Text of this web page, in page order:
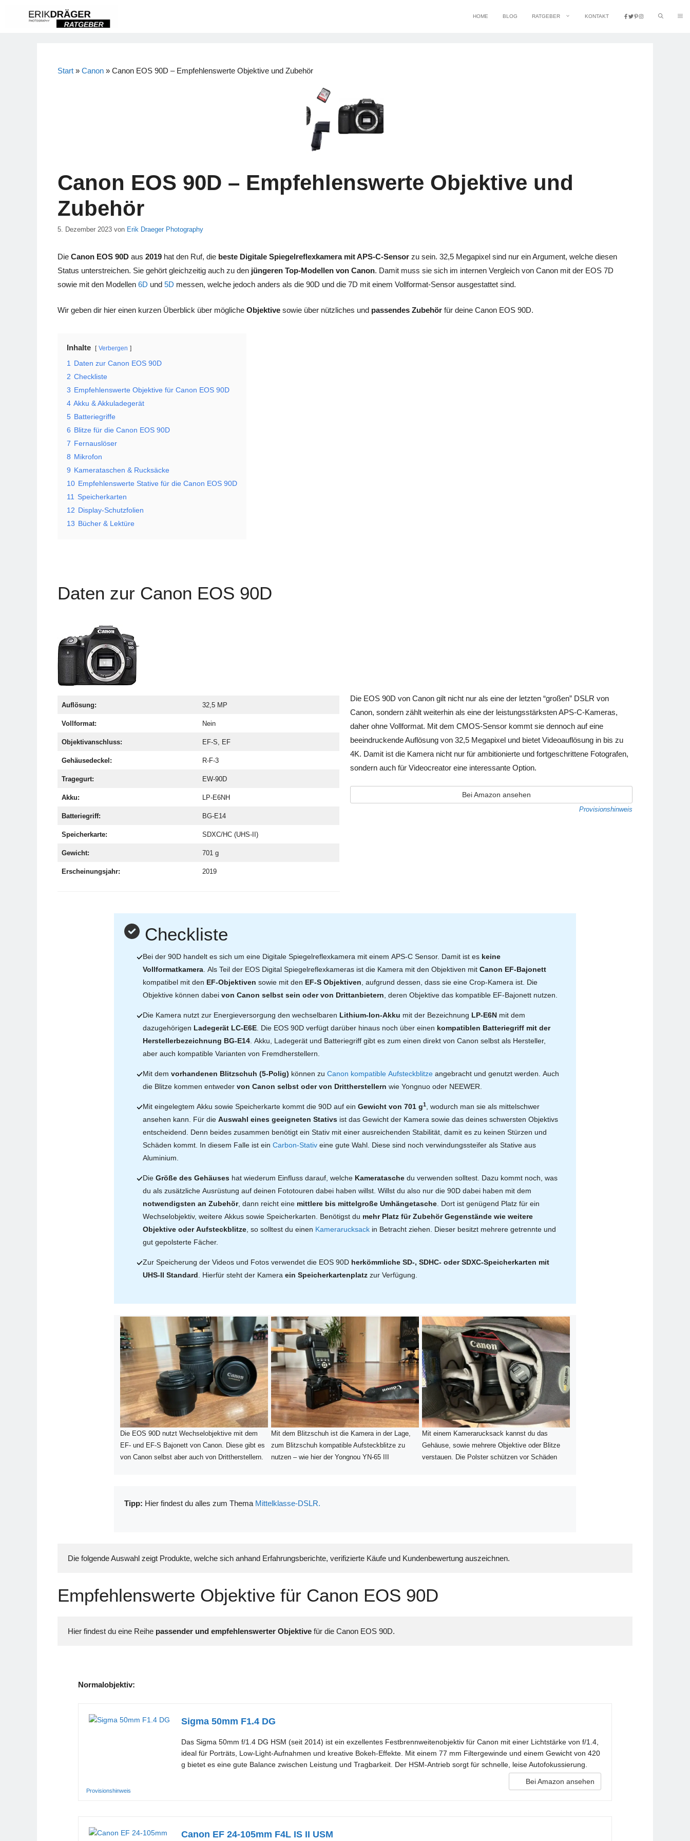
HOME BLOG RATGEBER KONTAKT
Start » Canon » Canon EOS 90D – Empfehlenswerte Objektive und Zubehör
Canon EOS 90D – Empfehlenswerte Objektive und
Zubehör
5. Dezember 2023 von Erik Draeger Photography
Die Canon EOS 90D aus 2019 hat den Ruf, die beste Digitale Spiegelreflexkamera mit APS-C-Sensor zu sein. 32,5 Megapixel sind nur ein Argument, welche diesen
Status unterstreichen. Sie gehört gleichzeitig auch zu den jüngeren Top-Modellen von Canon. Damit muss sie sich im internen Vergleich von Canon mit der EOS 7D
sowie mit den Modellen 6D und 5D messen, welche jedoch anders als die 90D und die 7D mit einem Vollformat-Sensor ausgestattet sind.
Wir geben dir hier einen kurzen Überblick über mögliche Objektive sowie über nützliches und passendes Zubehör für deine Canon EOS 90D.
Inhalte Verbergen
1
Daten zur Canon EOS 90D
2 Checkliste
3 Empfehlenswerte Objektive für Canon EOS 90D
4 Akku & Akkuladegerät
5 Batteriegriffe
6 Blitze für die Canon EOS 90D
7 Fernauslöser
8 Mikrofon
9 Kamerataschen & Rucksäcke
10 Empfehlenswerte Stative für die Canon EOS 90D
11
Speicherkarten
12 Display-Schutzfolien
13 Bücher & Lektüre
Daten zur Canon EOS 90D
Auflösung: 32,5 MP
Vollformat: Nein
Objektivanschluss: EF-S, EF
Gehäusedeckel: R-F-3
Tragegurt: EW-90D
Akku: LP-E6NH
Batteriegriff: BG-E14
Speicherkarte: SDXC/HC (UHS-II)
Gewicht: 701 g
Erscheinungsjahr: 2019
Die EOS 90D von Canon gilt nicht nur als eine der letzten “großen” DSLR von
Canon, sondern zählt weiterhin als eine der leistungsstärksten APS-C-Kameras,
daher ohne Vollformat. Mit dem CMOS-Sensor kommt sie dennoch auf eine
beeindruckende Auflösung von 32,5 Megapixel und bietet Videoauflösung in bis zu
4K. Damit ist die Kamera nicht nur für ambitionierte und fortgeschrittene Fotografen,
sondern auch für Videocreator eine interessante Option.
Bei Amazon ansehen
Provisionshinweis
Checkliste
Bei der 90D handelt es sich um eine Digitale Spiegelreflexkamera mit einem APS-C Sensor. Damit ist es keine
Vollformatkamera. Als Teil der EOS Digital Spiegelreflexkameras ist die Kamera mit den Objektiven mitCanon EF-Bajonett
kompatibel mit den EF-Objektiven sowie mit den EF-S Objektiven, aufgrund dessen, dass sie eine Crop-Kamera ist. Die
Objektive können dabeivon Canon selbst sein oder von Drittanbietern, deren Objektive das kompatible EF-Bajonett nutzen.
Die Kamera nutzt zur Energieversorgung den wechselbaren Lithium-Ion-Akku mit der Bezeichnung LP-E6N mit dem
dazugehörigen Ladegerät LC-E6E. Die EOS 90D verfügt darüber hinaus noch über einen kompatiblen Batteriegriff mit der
Herstellerbezeichnung BG-E14. Akku, Ladegerät und Batteriegriff gibt es zum einen direkt von Canon selbst als Hersteller,
aber auch kompatible Varianten von Fremdherstellern.
Mit demvorhandenen Blitzschuh (5-Polig) können zuCanon kompatible Aufsteckblitze angebracht und genutzt werden. Auch
die Blitze kommen entwedervon Canon selbst oder von Drittherstellern wie Yongnuo oder NEEWER.
Mit eingelegtem Akku sowie Speicherkarte kommt die 90D auf einGewicht von 701 g1, wodurch man sie als mittelschwer
ansehen kann. Für dieAuswahl eines geeigneten Stativs ist das Gewicht der Kamera sowie das deines schwersten Objektivs
entscheidend. Denn beides zusammen benötigt ein Stativ mit einer ausreichenden Stabilität, damit es zu keinen Stürzen und
Schäden kommt. In diesem Falle ist einCarbon-Stativ eine gute Wahl. Diese sind noch verwindungssteifer als Stative aus
Aluminium.
DieGröße des Gehäuses hat wiederum Einfluss darauf, welche Kamerataschedu verwenden solltest. Dazu kommt noch, was
du als zusätzliche Ausrüstung auf deinen Fototouren dabei haben willst. Willst du also nur die 90D dabei haben mit dem
notwendigsten an Zubehör, dann reicht eine mittlere bis mittelgroße Umhängetasche. Dort ist genügend Platz für ein
Wechselobjektiv, weitere Akkus sowie Speicherkarten. Benötigst du mehr Platz für Zubehör Gegenstände wie weitere
Objektive oder Aufsteckblitze, so solltest du einen Kamerarucksack in Betracht ziehen. Dieser besitzt mehrere getrennte und
gut gepolsterte Fächer.
Zur Speicherung der Videos und Fotos verwendet die EOS 90D herkömmliche SD-, SDHC- oder SDXC-Speicherkarten mit
UHS-II Standard. Hierfür steht der Kameraein Speicherkartenplatz zur Verfügung.
Die EOS 90D nutzt Wechselobjektive mit dem
EF- und EF-S Bajonett von Canon. Diese gibt es
von Canon selbst aber auch von Drittherstellern.
Mit dem Blitzschuh ist die Kamera in der Lage,
zum Blitzschuh kompatible Aufsteckblitze zu
nutzen – wie hier der Yongnou YN-65 III
Mit einem Kamerarucksack kannst du das
Gehäuse, sowie mehrere Objektive oder Blitze
verstauen. Die Polster schützen vor Schäden
Tipp: Hier findest du alles zum Thema Mittelklasse-DSLR.
Die folgende Auswahl zeigt Produkte, welche sich anhand Erfahrungsberichte, verifizierte Käufe und Kundenbewertung auszeichnen.
Empfehlenswerte Objektive für Canon EOS 90D
Hier findest du eine Reihe passender und empfehlenswerter Objektive
Normalobjektiv:
Sigma 50mm F1.4 DG
Das Sigma 50mm f/1.4 DG HSM (seit 2014) ist ein exzellentes Festbrennweitenobjektiv für Canon mit einer Lichtstärke von f/1.4,
ideal für Porträts, Low-Light-Aufnahmen und kreative Bokeh-Effekte. Mit einem 77 mm Filtergewinde und einem Gewicht von 420
g bietet es eine gute Balance zwischen Leistung und Tragbarkeit. Der HSM-Antrieb sorgt für schnelle, leise Autofokussierung.
Bei Amazon ansehen
Provisionshinweis
Canon EF 24-105mm F4L IS II USM